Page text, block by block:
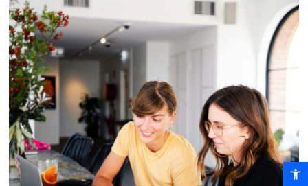
فتح شريط الأدوات